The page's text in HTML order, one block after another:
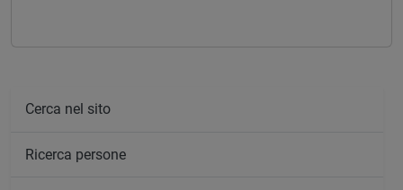
Cerca nel sito
Ricerca persone